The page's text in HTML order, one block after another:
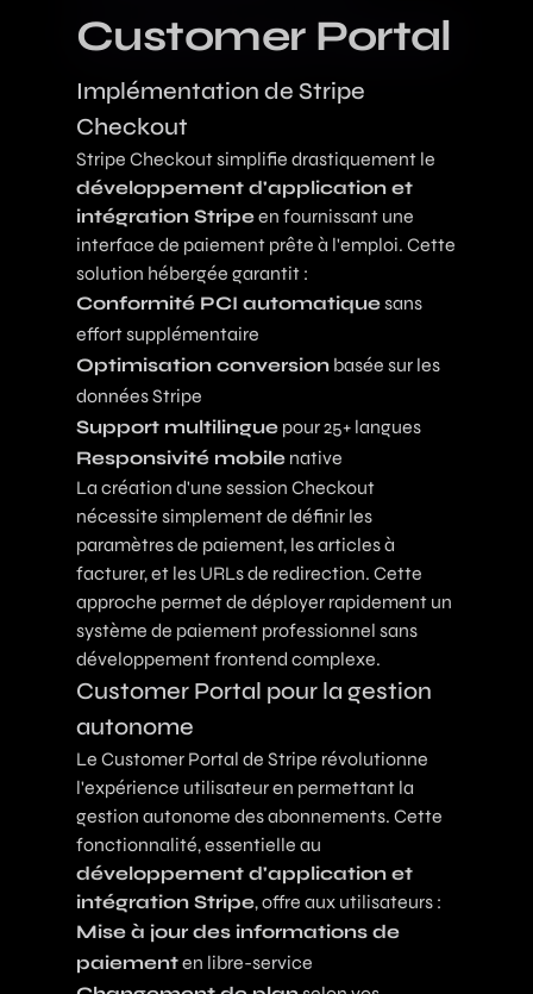
Customer Portal
Implémentation de Stripe
Checkout
Stripe Checkout simplifie drastiquement le
développement d'application et
intégration Stripeen fournissant une
interface de paiement prête à l'emploi. Cette
solution hébergée garantit :
Conformité PCI automatiquesans
effort supplémentaire
Optimisation conversion basée sur les
données Stripe
Support multilingue pour 25+ langues
Responsivité mobile native
La création d'une session Checkout
nécessite simplement de définir les
paramètres de paiement, les articles à
facturer, et les URLs de redirection. Cette
approche permet de déployer rapidement un
système de paiement professionnel sans
développement frontend complexe.
Customer Portal pour la gestion
autonome
Le Customer Portal de Stripe révolutionne
l'expérience utilisateur en permettant la
gestion autonome des abonnements. Cette
fonctionnalité, essentielle au
développement d'application et
intégration Stripe, offre aux utilisateurs :
Mise à jour des informations de
paiementen libre-service